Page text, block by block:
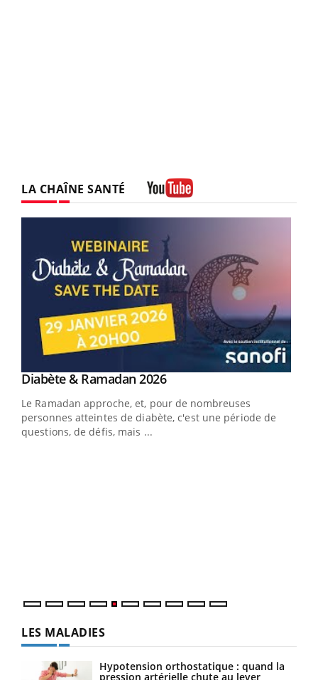
LA CHAÎNE SANTÉ
Youtube
Diabète & Ramadan 2026Youtube
Le Ramadan approche, et, pour de nombreuses
personnes atteintes de diabète, c'est une période de
questions, de défis, mais ...
LES MALADIES
Hypotension orthostatique : quand la
pression artérielle chute au lever